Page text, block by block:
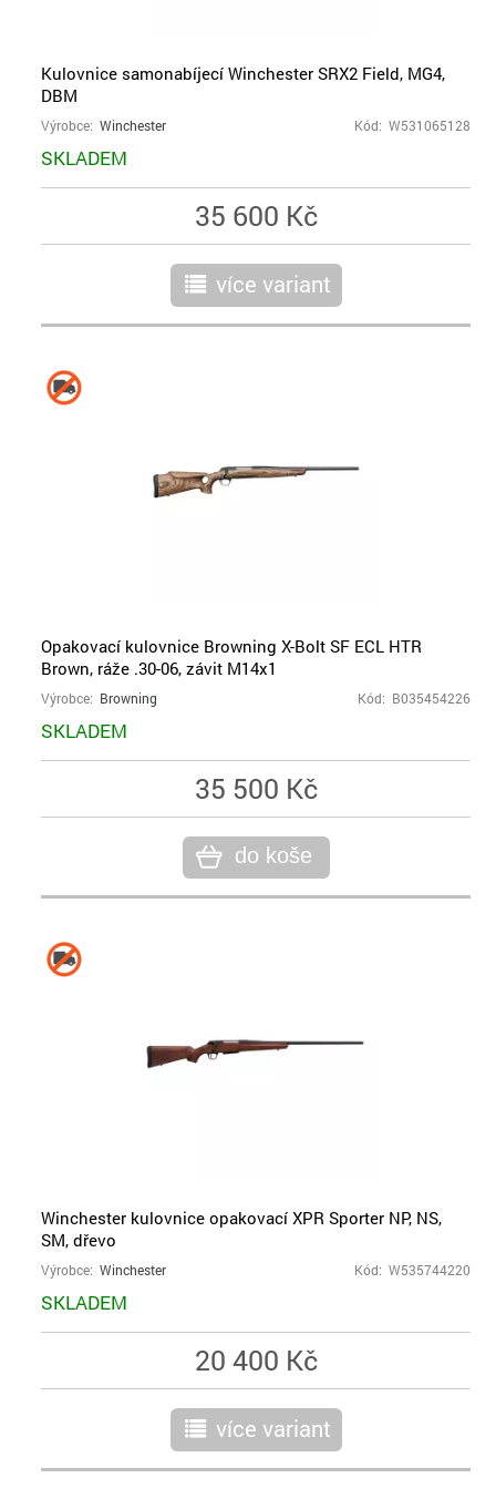
Kulovnice samonabíjecí Winchester SRX2 Field, MG4,
DBM
Výrobce: Winchester Kód: W531065128
SKLADEM
35 600 Kč
r více variant
Opakovací kulovnice Browning X-Bolt SF ECL HTR
Brown, ráže .30-06, závit M14x1
Výrobce: Browning Kód: B035454226
SKLADEM
35 500 Kč
do koše
Winchester kulovnice opakovací XPR Sporter NP, NS,
SM, dřevo
Výrobce: Winchester Kód: W535744220
SKLADEM
20 400 Kč
r více variant